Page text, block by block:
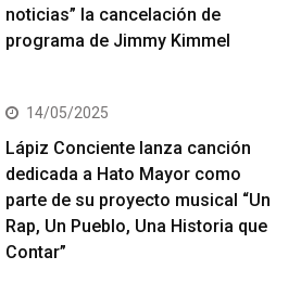
noticias” la cancelación de
programa de Jimmy Kimmel
14/05/2025
Lápiz Conciente lanza canción
dedicada a Hato Mayor como
parte de su proyecto musical “Un
Rap, Un Pueblo, Una Historia que
Contar”